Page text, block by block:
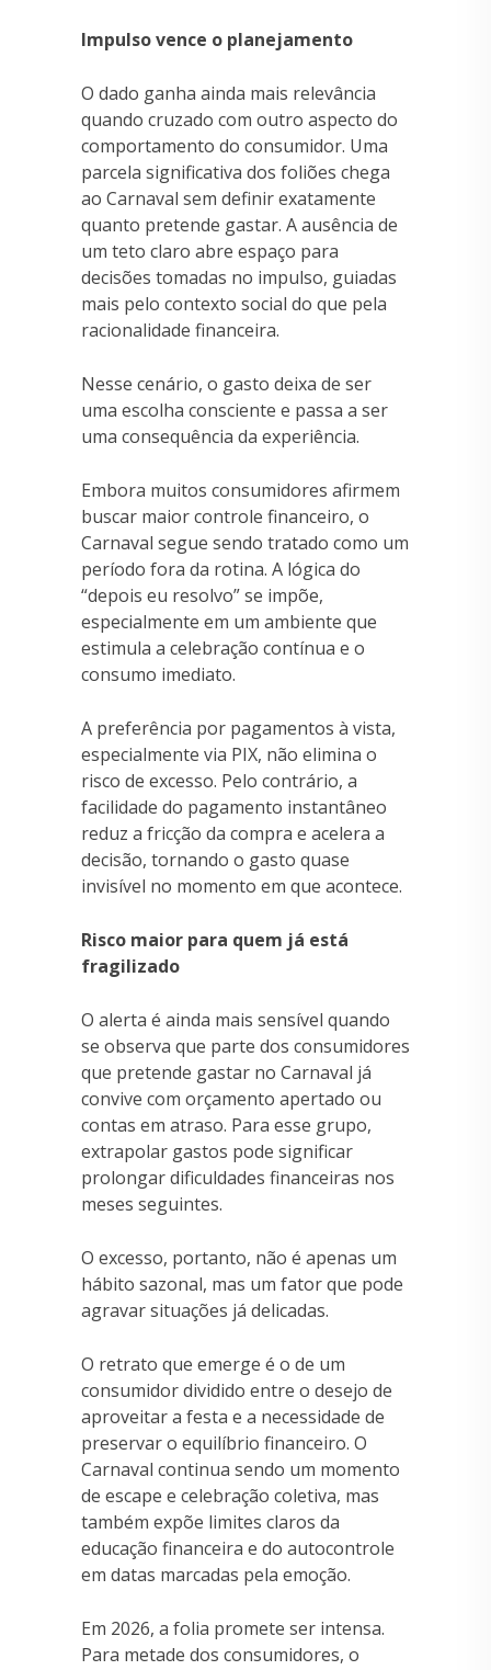
Impulso vence o planejamento
O dado ganha ainda mais relevância
quando cruzado com outro aspecto do
comportamento do consumidor. Uma
parcela significativa dos foliões chega
ao Carnaval sem definir exatamente
quanto pretende gastar. A ausência de
um teto claro abre espaço para
decisões tomadas no impulso, guiadas
mais pelo contexto social do que pela
racionalidade financeira.
Nesse cenário, o gasto deixa de ser
uma escolha consciente e passa a ser
uma consequência da experiência.
Embora muitos consumidores afirmem
buscar maior controle financeiro, o
Carnaval segue sendo tratado como um
período fora da rotina. A lógica do
“depois eu resolvo” se impõe,
especialmente em um ambiente que
estimula a celebração contínua e o
consumo imediato.
A preferência por pagamentos à vista,
especialmente via PIX, não elimina o
risco de excesso. Pelo contrário, a
facilidade do pagamento instantâneo
reduz a fricção da compra e acelera a
decisão, tornando o gasto quase
invisível no momento em que acontece.
Risco maior para quem já está
fragilizado
O alerta é ainda mais sensível quando
se observa que parte dos consumidores
que pretende gastar no Carnaval já
convive com orçamento apertado ou
contas em atraso. Para esse grupo,
extrapolar gastos pode significar
prolongar dificuldades financeiras nos
meses seguintes.
O excesso, portanto, não é apenas um
hábito sazonal, mas um fator que pode
agravar situações já delicadas.
O retrato que emerge é o de um
consumidor dividido entre o desejo de
aproveitar a festa e a necessidade de
preservar o equilíbrio financeiro. O
Carnaval continua sendo um momento
de escape e celebração coletiva, mas
também expõe limites claros da
educação financeira e do autocontrole
em datas marcadas pela emoção.
Em 2026, a folia promete ser intensa.
Para metade dos consumidores, o